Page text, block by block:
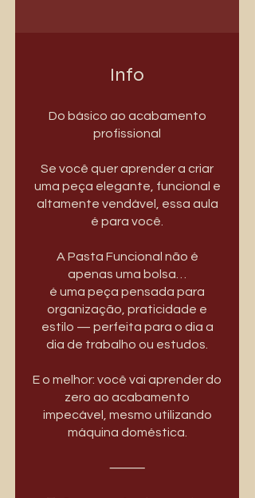
Info
Do básico ao acabamento
profissional
Se você quer aprender a criar
uma peça elegante, funcional e
altamente vendável, essa aula
é para você.
A Pasta Funcional não é
apenas uma bolsa…
é uma peça pensada para
organização, praticidade e
estilo — perfeita para o dia a
dia de trabalho ou estudos.
E o melhor: você vai aprender do
zero ao acabamento
impecável, mesmo utilizando
máquina doméstica.
⸻